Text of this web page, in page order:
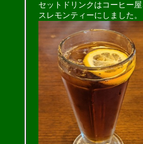
セットドリンクはコーヒー
スレモンティーにしました。